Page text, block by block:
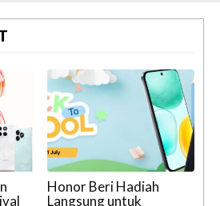
Honor Beri Hadiah
Langsung untuk